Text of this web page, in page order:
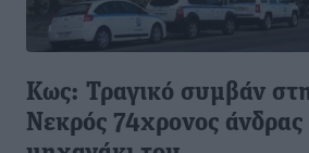
Κως: Τραγικό συμβάν
Νεκρός 74χρονος άνδρας